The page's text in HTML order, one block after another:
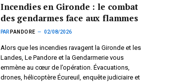
Incendies en Gironde : le combat
des gendarmes face aux flammes
PAR PANDORE 02/08/2026
Alors que les incendies ravagent la Gironde et les
Landes, Le Pandore et la Gendarmerie vous
emmène au cœur de l’opération. Évacuations,
drones, hélicoptère Écureuil, enquête judiciaire et